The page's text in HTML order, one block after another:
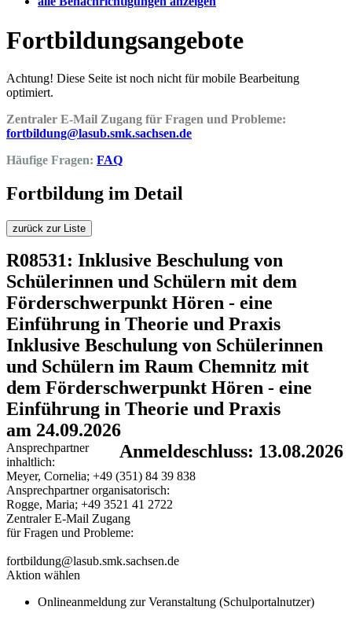
Fortbildungsangebote
Achtung! Diese Seite ist noch nicht für mobile Bearbeitung
optimiert.
Zentraler E-Mail Zugang für Fragen und Probleme:
fortbildung@lasub.smk.sachsen.de
Häufige Fragen: FAQ
Fortbildung im Detail
zurück zur Liste
R08531: Inklusive Beschulung von
Schülerinnen und Schülern mit dem
Förderschwerpunkt Hören - eine
Einführung in Theorie und Praxis
Inklusive Beschulung von Schülerinnen
und Schülern im Raum Chemnitz mit
dem Förderschwerpunkt Hören - eine
Einführung in Theorie und Praxis
am 24.09.2026
Anmeldeschluss: 13.08.2026
Ansprechpartner
inhaltlich:
Meyer, Cornelia; +49 (351) 84 39 838
Ansprechpartner organisatorisch:
Rogge, Maria; +49 3521 41 2722
Zentraler E-Mail Zugang
für Fragen und Probleme:
fortbildung@lasub.smk.sachsen.de
Aktion wählen
Onlineanmeldung zur Veranstaltung (Schulportalnutzer)